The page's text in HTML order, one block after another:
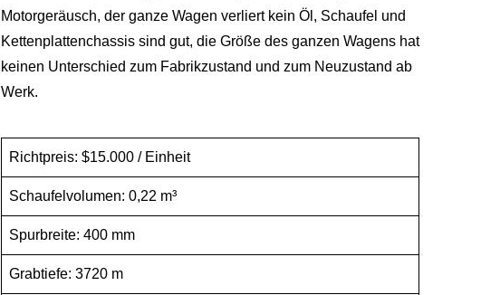
Motorgeräusch, der ganze Wagen verliert kein Öl, Schaufel und
Kettenplattenchassis sind gut, die Größe des ganzen Wagens hat
keinen Unterschied zum Fabrikzustand und zum Neuzustand ab
Werk.
Richtpreis: $15.000 / Einheit
Schaufelvolumen: 0,22 m³
Spurbreite: 400 mm
Grabtiefe: 3720 m